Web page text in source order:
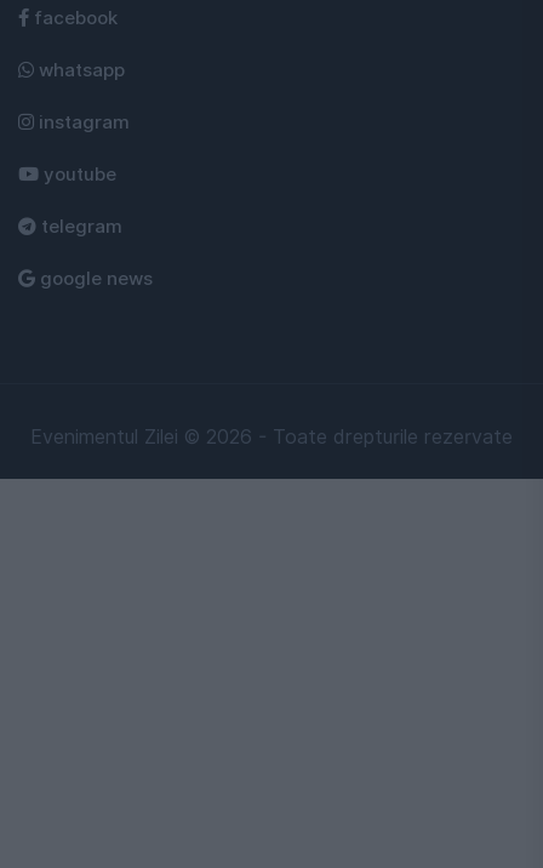
facebook
whatsapp
instagram
youtube
telegram
google news
Evenimentul Zilei © 2026 - Toate drepturile rezervate